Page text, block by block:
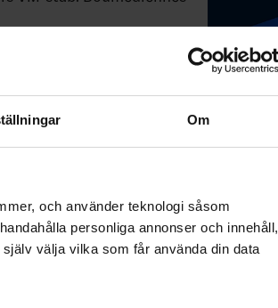
Om
och använder teknologi såsom
personliga annonser och innehåll,
välja vilka som får använda din data